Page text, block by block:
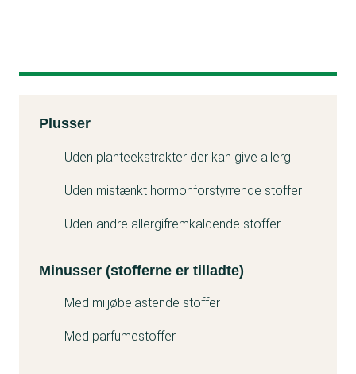
Kemitest
Plusser
Uden planteekstrakter der kan give allergi
Uden mistænkt hormonforstyrrende stoffer
Uden andre allergifremkaldende stoffer
Minusser (stofferne er tilladte)
Med miljøbelastende stoffer
Med parfumestoffer